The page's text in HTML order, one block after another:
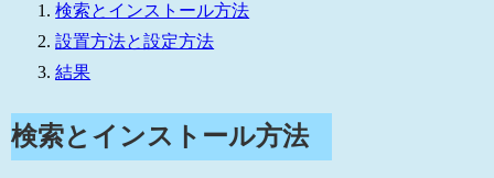
検索とインストール方法
設置方法と設定方法
結果
検索とインストール方法